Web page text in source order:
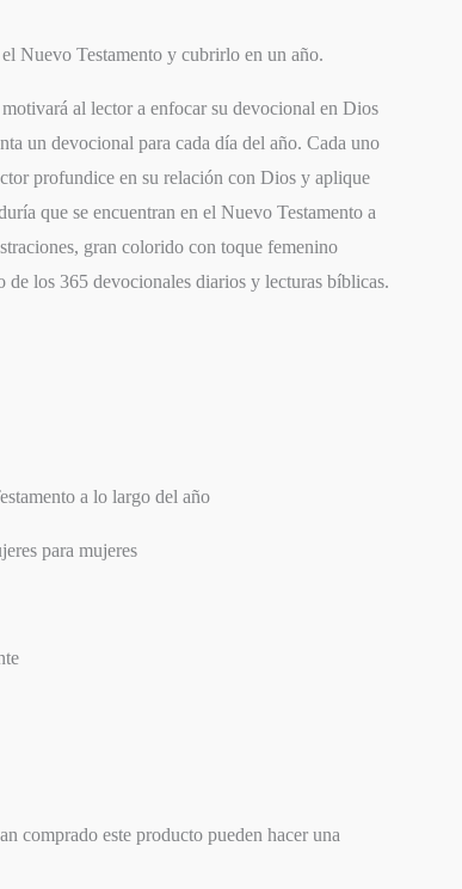
Nuevo Testamento y cubrirlo en un año.
al lector a enfocar su devocional en Dios
un devocional para cada día del año. Cada uno
profundice en su relación con Dios y aplique
que se encuentran en el Nuevo Testamento a
gran colorido con toque femenino
los 365 devocionales diarios y lecturas bíblicas.
a lo largo del año
para mujeres
comprado este producto pueden hacer una